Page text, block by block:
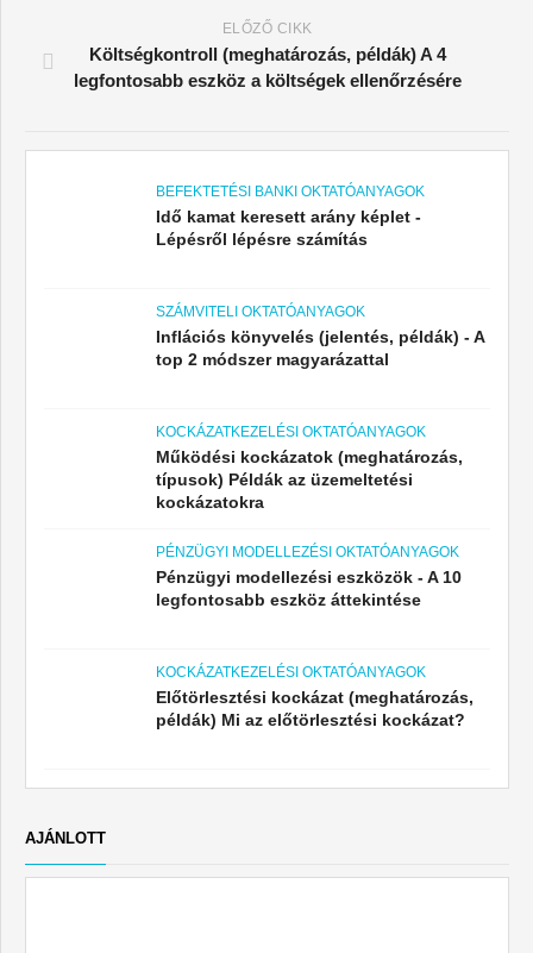
ELŐZŐ CIKK
Költségkontroll (meghatározás, példák) A 4
legfontosabb eszköz a költségek ellenőrzésére
BEFEKTETÉSI BANKI OKTATÓANYAGOK
Idő kamat keresett arány képlet -
Lépésről lépésre számítás
SZÁMVITELI OKTATÓANYAGOK
Inflációs könyvelés (jelentés, példák) - A
top 2 módszer magyarázattal
KOCKÁZATKEZELÉSI OKTATÓANYAGOK
Működési kockázatok (meghatározás,
típusok) Példák az üzemeltetési
kockázatokra
PÉNZÜGYI MODELLEZÉSI OKTATÓANYAGOK
Pénzügyi modellezési eszközök - A 10
legfontosabb eszköz áttekintése
KOCKÁZATKEZELÉSI OKTATÓANYAGOK
Előtörlesztési kockázat (meghatározás,
példák) Mi az előtörlesztési kockázat?
AJÁNLOTT